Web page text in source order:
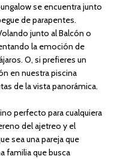
se encuentra junto
de parapentes.
junto al Balcón o
la emoción de
O, si prefieres un
en nuestra piscina
de la vista panorámica.
perfecto para cualquiera
del ajetreo y el
sea una pareja que
familia que busca